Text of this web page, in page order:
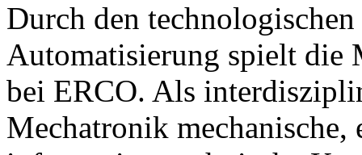
Durch den
Automatisierung spielt die
bei ERCO. Als
Mechatronik mechanische,